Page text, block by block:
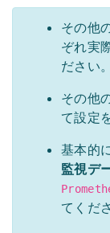
その他
ぞれ実
ださい。
その他
て設定
基本的
監視デ
てくだ